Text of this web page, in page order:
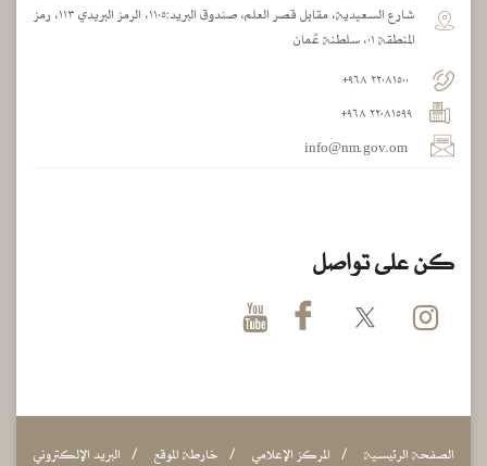
شارع السعيدية، مقابل قصر العلم، صندوق البريد:١١٠٥، الرمز البريدي ١١٣، رمز
المنطقة ٠١، سلطنة عُمان
كن على تواصل
الصفحة الرئيسية المركز الإعلامي خارطة الموقع البريد الإلكتروني